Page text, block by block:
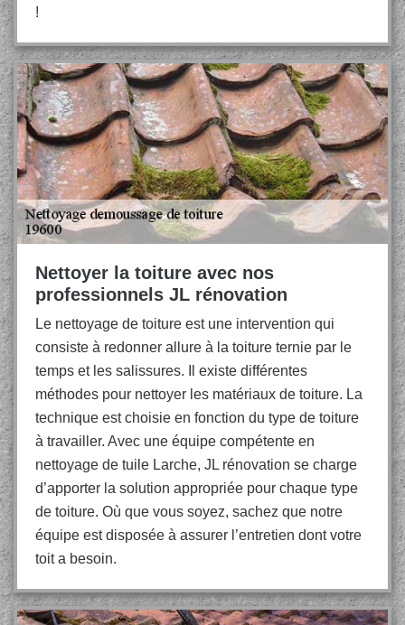
!
Nettoyer la toiture avec nos
professionnels JL rénovation
Le nettoyage de toiture est une intervention qui
consiste à redonner allure à la toiture ternie par le
temps et les salissures. Il existe différentes
méthodes pour nettoyer les matériaux de toiture. La
technique est choisie en fonction du type de toiture
à travailler. Avec une équipe compétente en
nettoyage de tuile Larche, JL rénovation se charge
d’apporter la solution appropriée pour chaque type
de toiture. Où que vous soyez, sachez que notre
équipe est disposée à assurer l’entretien dont votre
toit a besoin.